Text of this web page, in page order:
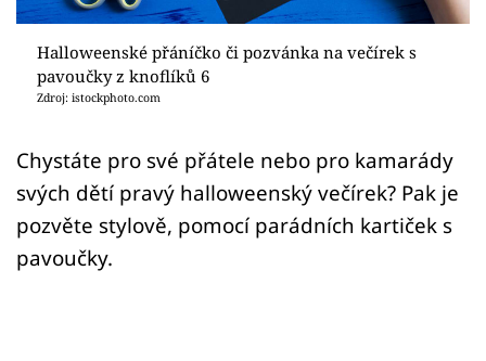
Sledujte nás
Halloweenské přáníčko či pozvánka na večírek s
pavoučky z knoflíků 6
Zdroj: istockphoto.com
Chystáte pro své přátele nebo pro kamarády
svých dětí pravý halloweenský večírek? Pak je
pozvěte stylově, pomocí parádních kartiček s
pavoučky.